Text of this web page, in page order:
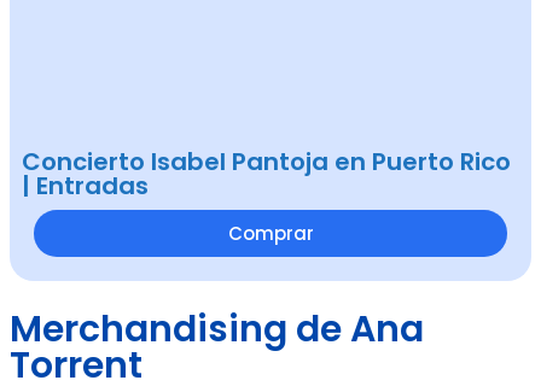
Concierto Isabel Pantoja en Puerto Rico
| Entradas
Comprar
Merchandising de Ana
Torrent